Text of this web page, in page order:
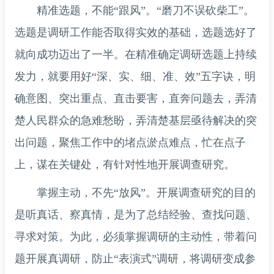
精准选题，不能“跟风”。“磨刀不误砍柴工”。
选题是调研工作能否取得实效的基础，选题选好了
就向成功迈出了一半。在精准确定调研选题上持续
发力，就要用好“深、实、细、准、效”五字诀，明
确意图、突出重点、直击要害，直奔问题去，弄清
楚人民群众的急难愁盼，弄清楚基层亟待解决的突
出问题，聚焦工作中的堵点淤点难点，忙在点子
上，谋在关键处，有针对性地开展调查研究。
掌握主动，不先“放风”。开展调查研究的目的
是听真话、察真情，是为了总结经验、查找问题、
寻求对策。为此，必须掌握调研的主动性，带着问
题开展真调研，防止“表演式”调研，将调研变成参